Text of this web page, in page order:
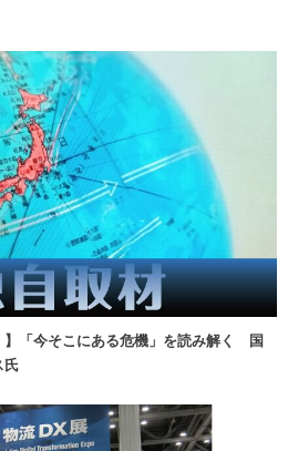
】「今そこにある危機」を読み解く 国
氏